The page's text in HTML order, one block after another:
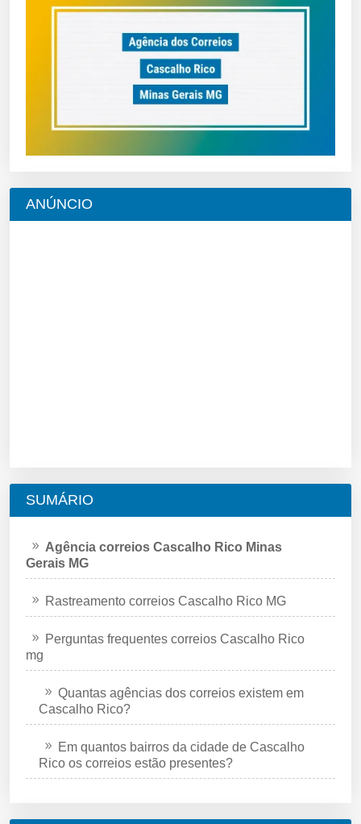
ANÚNCIO
SUMÁRIO
Agência correios Cascalho Rico Minas
Gerais MG
Rastreamento correios Cascalho Rico MG
Perguntas frequentes correios Cascalho Rico
mg
Quantas agências dos correios existem em
Cascalho Rico?
Em quantos bairros da cidade de Cascalho
Rico os correios estão presentes?